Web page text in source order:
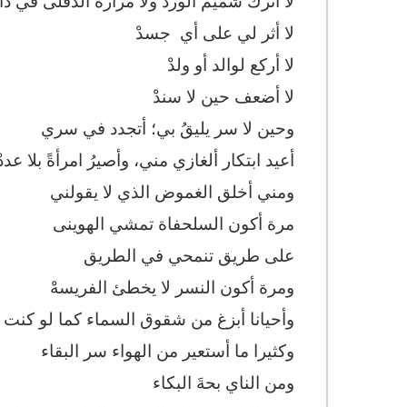
لا أثر لي على أي جسدْ
لا أركع لوالد أو ولدْ
لا أضعف حين لا سندْ
وحين لا سر يليقُ بي؛ أتجدد في سري
أعيد ابتكار ألغازي مني، وأصيرُ امرأةً بلا
ومني أخلق الغموض الذي لا يقولني
مرة أكون السلحفاة تمشي الهوينى
على طريق تنمحي في الطريق
ومرة أكون النسر لا يخطئ الفريسهْ
وأحيانا أبزغ من شقوق السماء كما لو
وكثيرا ما أستعير من الهواء سر البقاء
ومن الناي بحةَ البكاء